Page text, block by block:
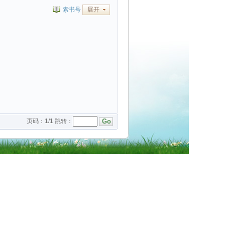
索书号 展开
页码： 1 /1 跳转：